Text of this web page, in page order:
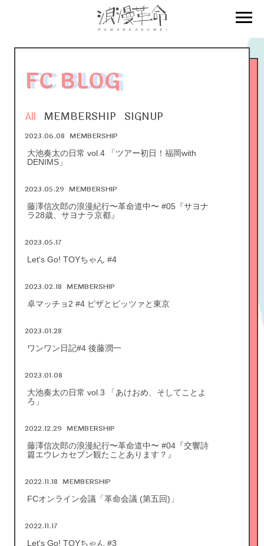
FC BLOG
All MEMBERSHIP SIGNUP
2023.06.08 MEMBERSHIP
大池奏太の日常 vol.4 「ツアー初日！福岡with
DENIMS」
2023.05.29 MEMBERSHIP
藤澤信次郎の浪漫紀行〜革命道中〜 #05『サヨナ
ラ28歳、サヨナラ京都』
2023.05.17
Let's Go! TOYちゃん #4
2023.02.18 MEMBERSHIP
卓マッチョ2 #4 ピザとピッツァと東京
2023.01.28
ワンワン日記#4 後藤潤一
2023.01.08
大池奏太の日常 vol.3 「あけおめ、そしてことよ
ろ」
2022.12.29 MEMBERSHIP
藤澤信次郎の浪漫紀行〜革命道中〜 #04『交響詩
篇エウレカセブン観たことあります？』
2022.11.18 MEMBERSHIP
FCオンライン会議「革命会議 (第五回)」
2022.11.17
Let's Go! TOYちゃん #3